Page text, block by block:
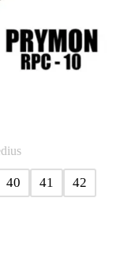
40 41
42